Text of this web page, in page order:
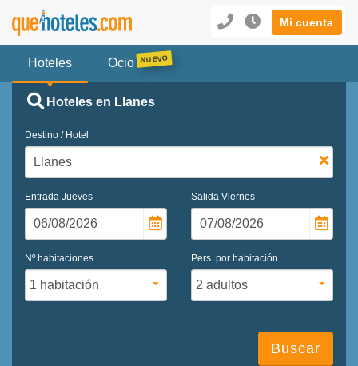
Mi cuenta
Hoteles Ocio
Hoteles en Llanes
Destino / Hotel
Entrada Jueves Salida Viernes
Nº habitaciones Pers. por habitación
Buscar